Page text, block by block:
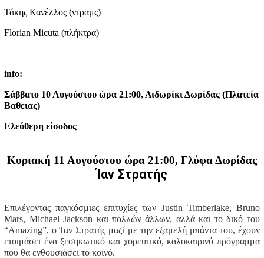
Τάκης Κανέλλος (ντραμς)
Florian Micuta (πλήκτρα)
info:
Σάββατο 10 Αυγούστου ώρα 21:00, Λιδωρίκι Δωρίδας (Πλατεία
Βαθειας)
Ελεύθερη είσοδος
Κυριακή 11 Αυγούστου ώρα 21:00, Γλύφα Δωρίδας
Ίαν Στρατής
Επιλέγοντας παγκόσμιες επιτυχίες των Justin Timberlake, Bruno
Mars, Michael Jackson και πολλών άλλων, αλλά και το δικό του
“Amazing”, o Ίαν Στρατής μαζί με την εξαμελή μπάντα του, έχουν
ετοιμάσει ένα ξεσηκωτικό και χορευτικό, καλοκαιρινό πρόγραμμα
που θα ενθουσιάσει το κοινό.